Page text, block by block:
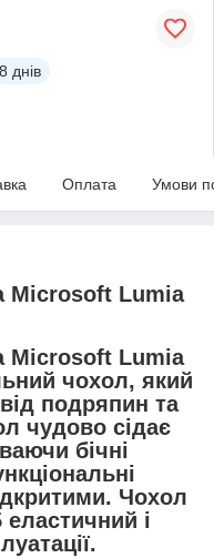
8 днів
Оплата Умови
Microsoft Lumia
Microsoft Lumia
чохол, який
подряпин та
чудово сідає
бічні
Чохол
і